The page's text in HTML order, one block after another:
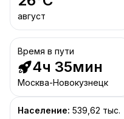
август
Время в пути
4ч 35мин
Москва-Новокузнецк
Население: 539,62 тыс.